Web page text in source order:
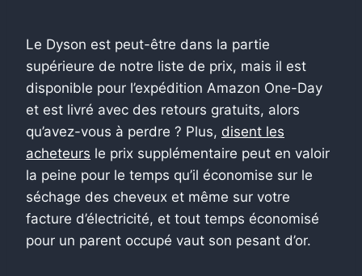
Le Dyson est peut-être dans la partie
supérieure de notre liste de prix, mais il est
disponible pour l’expédition Amazon One-Day
et est livré avec des retours gratuits, alors
qu’avez-vous à perdre ? Plus, disent les
acheteurs le prix supplémentaire peut en valoir
la peine pour le temps qu’il économise sur le
séchage des cheveux et même sur votre
facture d’électricité, et tout temps économisé
pour un parent occupé vaut son pesant d’or.